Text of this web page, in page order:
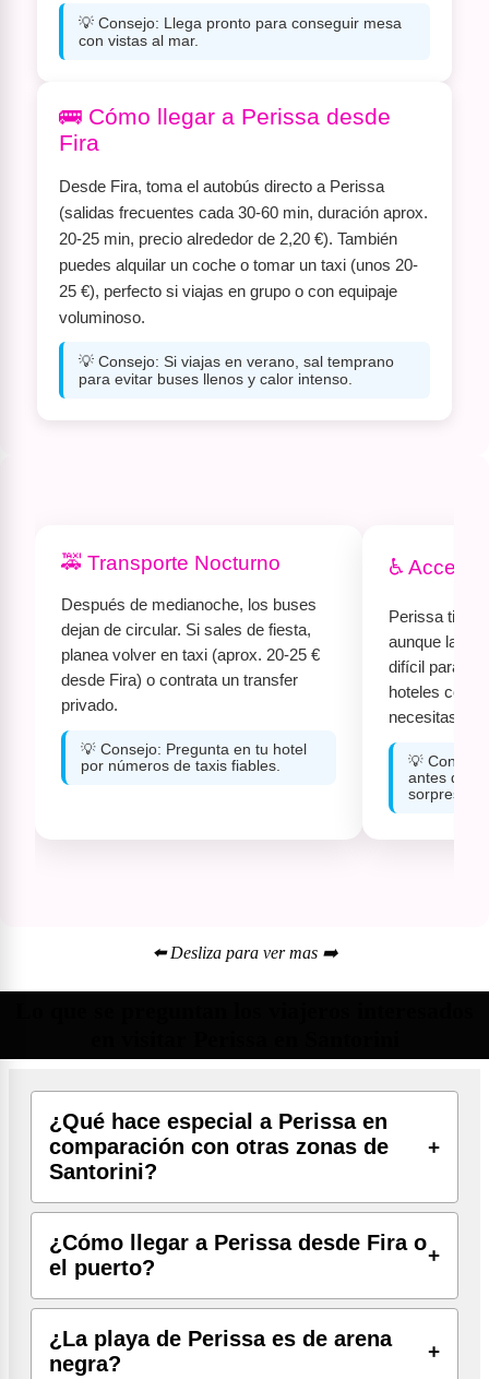
💡 Consejo: Llega pronto para conseguir mesa
con vistas al mar.
🚌 Cómo llegar a Perissa desde
Fira
Desde Fira, toma el autobús directo a Perissa
(salidas frecuentes cada 30-60 min, duración aprox.
20-25 min, precio alrededor de 2,20 €). También
puedes alquilar un coche o tomar un taxi (unos 20-
25 €), perfecto si viajas en grupo o con equipaje
voluminoso.
💡 Consejo: Si viajas en verano, sal temprano
para evitar buses llenos y calor intenso.
🚕 Transporte Nocturno
Después de medianoche, los buses
dejan de circular. Si sales de fiesta,
planea volver en taxi (aprox. 20-25 €
desde Fira) o contrata un transfer
privado.
💡 Consejo: Pregunta en tu hotel
por números de taxis fiables.
♿
Perissa tiene
aunque la
difícil para
hoteles con
necesitas.
💡
antes de
sorpresas.
⬅️ Desliza para ver mas ➡️
¿Qué hace especial a Perissa en
comparación con otras zonas de
Santorini?
¿Cómo llegar a Perissa desde Fira o
el puerto?
¿La playa de Perissa es de arena
negra?